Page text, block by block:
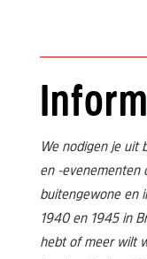
We nodigen je uit
en -evenementen
buitengewone en
1940 en 1945 in
hebt of meer wilt